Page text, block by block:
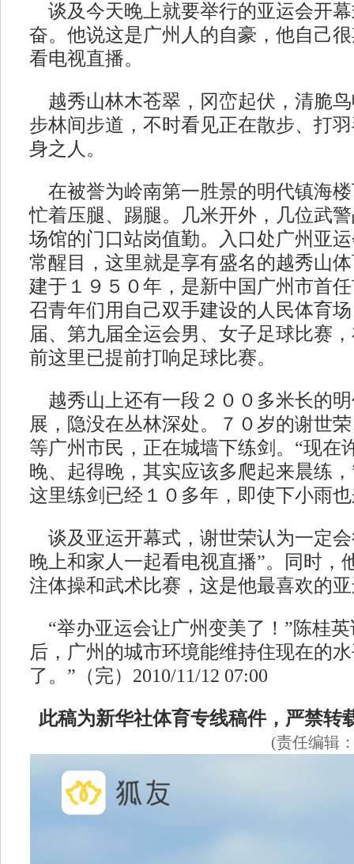
谈及今天晚上就要举行的亚运会开
奋。他说这是广州人的自豪，他自己
看电视直播。
越秀山林木苍翠，冈峦起伏，清脆
步林间步道，不时看见正在散步、打
身之人。
在被誉为岭南第一胜景的明代镇海
忙着压腿、踢腿。几米开外，几位武
场馆的门口站岗值勤。入口处广州亚
常醒目，这里就是享有盛名的越秀山
建于１９５０年，是新中国广州市首
召青年们用自己双手建设的人民体育
届、第九届全运会男、女子足球比赛
前这里已提前打响足球比赛。
越秀山上还有一段２００多米长的
展，隐没在丛林深处。７０岁的谢世
等广州市民，正在城墙下练剑。“现在
晚、起得晚，其实应该多爬起来晨练
这里练剑已经１０多年，即使下小雨
谈及亚运开幕式，谢世荣认为一定
晚上和家人一起看电视直播”。同时，
注体操和武术比赛，这是他最喜欢的
“举办亚运会让广州变美了！”陈桂
后，广州的城市环境能维持住现在的
了。”（完）2010/11/12 07:00
此稿为新华社体育专线稿件，严禁转
(责任编辑